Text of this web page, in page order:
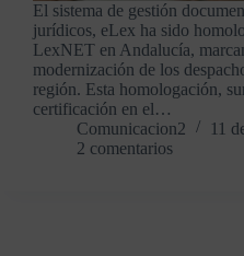
El sistema de gestión
jurídicos, eLex ha sido
LexNET en Andalucía,
modernización de los
región. Esta homologación,
certificación en el…
Comunicacion2
11
2 comentarios